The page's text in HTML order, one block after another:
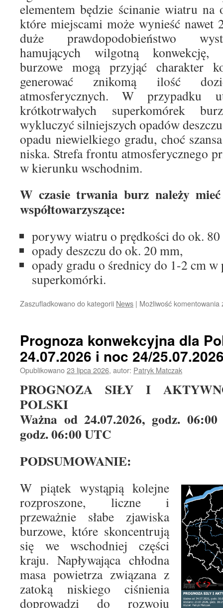
elementem będzie ścinanie wiatru
które miejscami może wynieść nawet
duże prawdopodobieństwo
hamujących wilgotną konwekcję,
burzowe mogą przyjąć charakter
generować znikomą ilość
atmosferycznych. W przypadku
krótkotrwałych superkomórek
wykluczyć silniejszych opadów
opadu niewielkiego gradu, choć
niska. Strefa frontu atmosferycznego
w kierunku wschodnim.
W czasie trwania burz należy
współtowarzyszące:
porywy wiatru o prędkości do ok.
opady deszczu do ok. 20 mm,
opady gradu o średnicy do 1-2 cm w
superkomórki.
Zaszufladkowano do kategorii News | Możliwość komentowania
Prognoza konwekcyjna dla
24.07.2026 i noc 24/
Opublikowano23 lipca 2026, autor: Patryk Matczak
PROGNOZA SIŁY I
POLSKI
Ważna od 24.07.2026, godz.
godz. 06:00 UTC
PODSUMOWANIE:
W piątek wystąpią kolejne
rozproszone, liczne i
przeważnie słabe zjawiska
burzowe, które skoncentrują
się we wschodniej części
kraju. Napływająca chłodna
masa powietrza związana z
zatoką niskiego ciśnienia
doprowadzi do rozwoju